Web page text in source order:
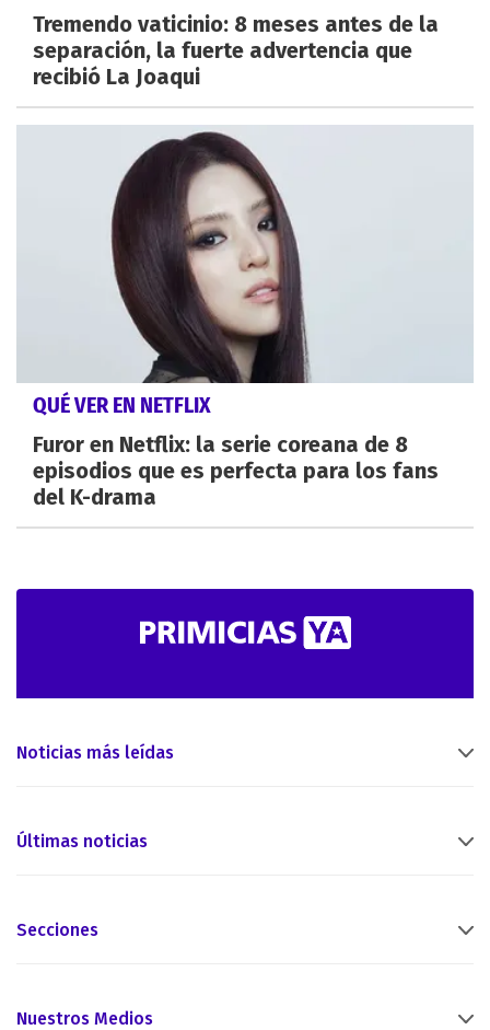
Tremendo vaticinio: 8 meses antes de la
separación, la fuerte advertencia que
recibió La Joaqui
QUÉ VER EN NETFLIX
Furor en Netflix: la serie coreana de 8
episodios que es perfecta para los fans
del K-drama
Noticias más leídas
Últimas noticias
Secciones
Nuestros Medios